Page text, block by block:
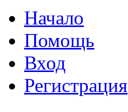
Начало
Помощь
Вход
Регистрация